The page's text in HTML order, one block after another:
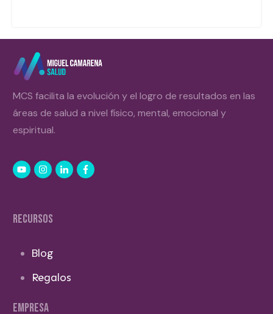
MCS facilita la evolución y el logro de resultados en las
áreas de salud a nivel físico, mental, emocional y
espiritual.
RECURSOS
Blog
Regalos
EMPRESA